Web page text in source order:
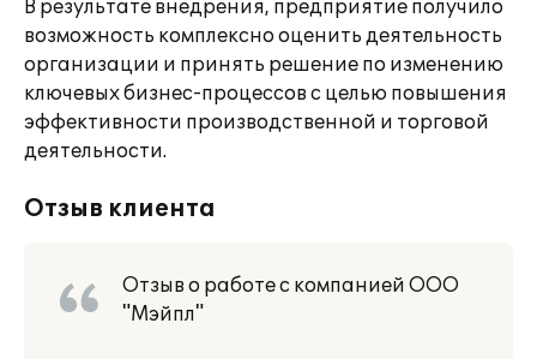
В результате внедрения, предприятие получило
возможность комплексно оценить деятельность
организации и принять решение по изменению
ключевых бизнес-процессов с целью повышения
эффективности производственной и торговой
деятельности.
Отзыв клиента
Отзыв о работе с компанией ООО
"Мэйпл"